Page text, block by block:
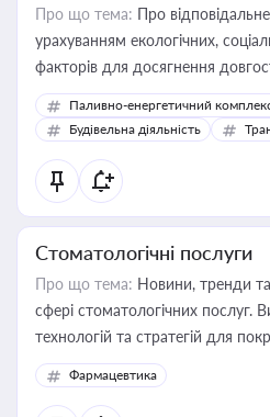
Про що тема: Про
урахуванням екологічних,
факторів для досягнення
Паливно-енергетичний
Будівельна діяльність
Стоматологічні послуги
Про що тема: Новини, тренди
сфері стоматологічних послуг.
технологій та
Фармацевтика